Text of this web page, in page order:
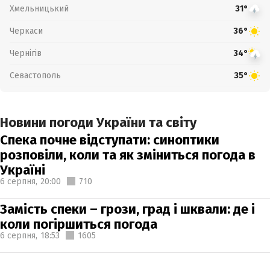
Хмельницький 31°
Черкаси 36°
Чернігів 34°
Севастополь 35°
Новини погоди України та світу
Спека почне відступати: синоптики
розповіли, коли та як зміниться погода в
Україні
6 серпня, 20:00 710
Замість спеки – грози, град і шквали: де і
коли погіршиться погода
6 серпня, 18:53 1605